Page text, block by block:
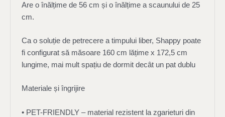
Are o înălțime de 56 cm și o înălțime a scaunului de 25
cm.
Ca o soluție de petrecere a timpului liber, Shappy poate
fi configurat să măsoare 160 cm lățime x 172,5 cm
lungime, mai mult spațiu de dormit decât un pat dublu
Materiale și îngrijire
• PET-FRIENDLY – material rezistent la zgarieturi din